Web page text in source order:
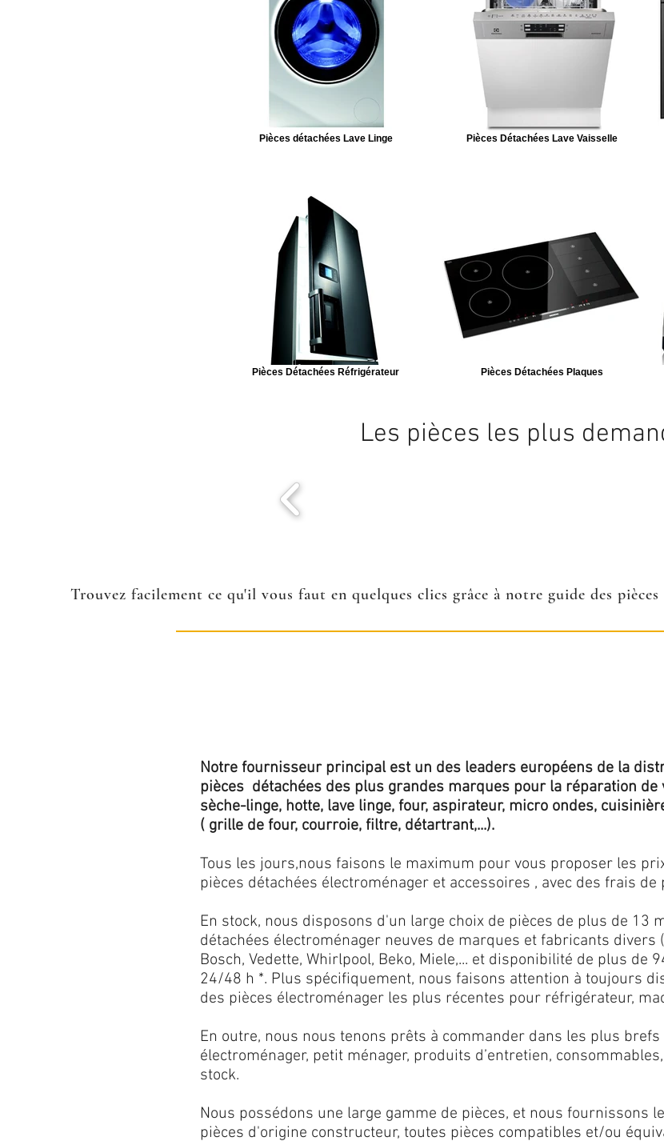
Pièces détachées Lave Linge Pièces Détachées Lave Vaisselle
Pièces Détachées Réfrigérateur Pièces Détachées Plaques
Les pièces les plus
Trouvez facilement ce qu'il vous faut en quelques clics grâce à notre guide des pièces
Notre fournisseur principal est un des leaders européens de la
pièces détachées des plus grandes marques pour la réparation
sèche-linge, hotte, lave linge, four, aspirateur, micro ondes,
( grille de four, courroie, filtre, détartrant,...).
Tous les jours,nous faisons le maximum pour vous proposer les
pièces détachées électroménager et accessoires , avec des frais de
En stock, nous disposons d'un large choix de pièces de plus de 13
détachées électroménager neuves de marques et fabricants
Bosch, Vedette, Whirlpool, Beko, Miele,... et disponibilité de plus de
24/48 h *. Plus spécifiquement, nous faisons attention à toujours
des pièces électroménager les plus récentes pour réfrigérateur,
En outre, nous nous tenons prêts à commander dans les plus
électroménager, petit ménager, produits d’entretien,
stock.
Nous possédons une large gamme de pièces, et nous fournissons
pièces d'origine constructeur, toutes pièces compatibles et/ou